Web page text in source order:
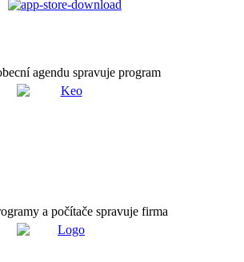
agendu spravuje program
a počítače spravuje firma